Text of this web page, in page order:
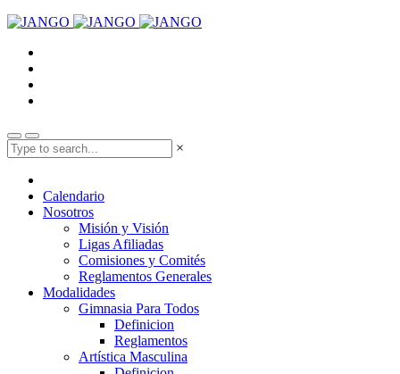
×
Calendario
Nosotros
Misión y Visión
Ligas Afiliadas
Comisiones y Comités
Reglamentos Generales
Modalidades
Gimnasia Para Todos
Definicion
Reglamentos
Artística Masculina